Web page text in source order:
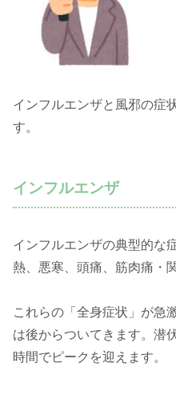
インフルエンザと風邪の症
す。
インフルエンザ
インフルエンザの典型的な
熱、悪寒、頭痛、筋肉痛・
これらの「全身症状」が急
は後からついてきます。潜
時間でピークを迎えます。